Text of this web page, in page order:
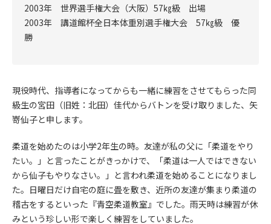
2003年 世界選手権大会（大阪）57㎏級 出場
2003年 講道館杯全日本体重別選手権大会 57㎏級 優
勝
現役時代、指導者になってからも一緒に練習をさせてもらった同
級生の宮田（旧姓：北田）佳代からバトンを受け取りました、矢
嵜仙子と申します。
柔道を始めたのは小学2年生の時。友達が私の父に「柔道をやり
たい。」と言ったことがきっかけで、「柔道は一人ではできない
から仙子もやりなさい。」と言われ柔道を始めることになりまし
た。日曜日だけ自宅の庭に畳を敷き、近所の友達が集まり柔道の
稽古をするといった『青空柔道教室』でした。雨天時は練習が休
みという珍しい形で楽しく練習をしていました。